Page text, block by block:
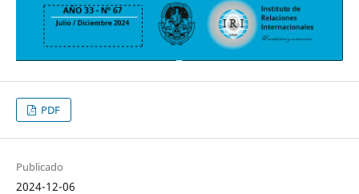
PDF
Publicado
2024-12-06